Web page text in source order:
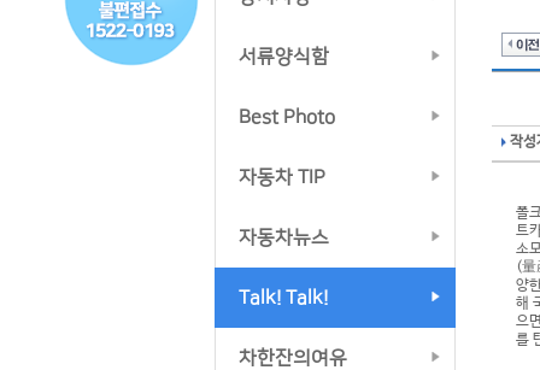
서류양식함
Best Photo
자동차 TIP
자동차뉴스
Talk! Talk!
차한잔의여유
작성
폴
트
소
(量
양
해
으
를